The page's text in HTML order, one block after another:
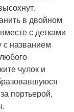
в двойном
с детками
с названием
чулок и
портьерой,